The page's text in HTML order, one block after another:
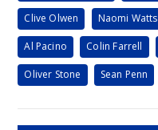
Clive Olwen Naomi Watts
Al Pacino Colin Farrell
Oliver Stone Sean Penn